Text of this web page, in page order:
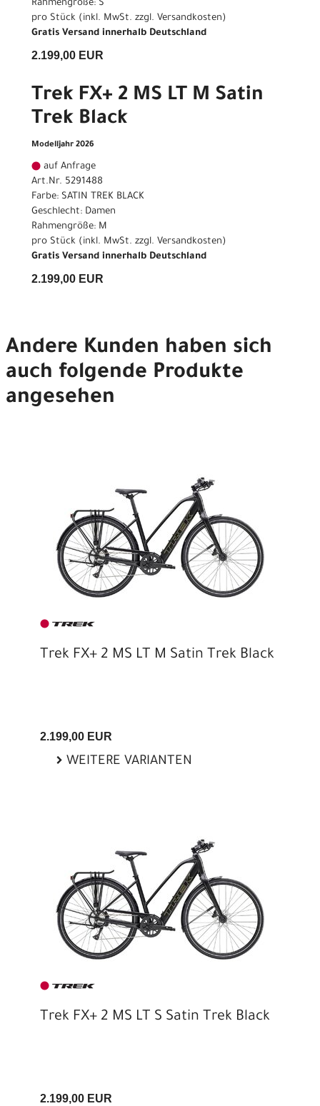
Rahmengröße: S
pro Stück (inkl. MwSt. zzgl. Versandkosten)
Gratis Versand innerhalb Deutschland
2.199,00 EUR
Trek FX+ 2 MS LT M Satin
Trek Black
Modelljahr 2026
auf Anfrage
Art.Nr. 5291488
Farbe: SATIN TREK BLACK
Geschlecht: Damen
Rahmengröße: M
pro Stück (inkl. MwSt. zzgl. Versandkosten)
Gratis Versand innerhalb Deutschland
2.199,00 EUR
Andere Kunden haben sich
auch folgende Produkte
angesehen
Trek FX+ 2 MS LT M Satin Trek Black
2.199,00 EUR
WEITERE VARIANTEN
Trek FX+ 2 MS LT S Satin Trek Black
2.199,00 EUR